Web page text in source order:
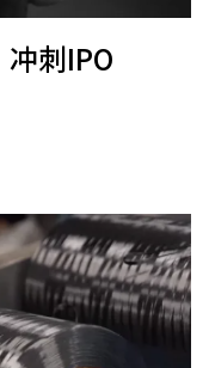
刺IPO